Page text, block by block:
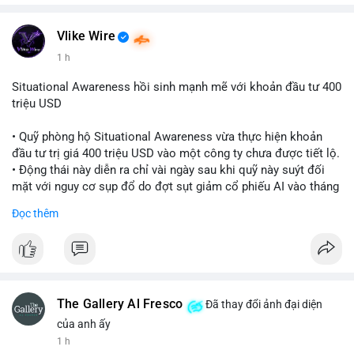
Vlike Wire
1 h
Situational Awareness hồi sinh mạnh mẽ với khoản đầu tư 400
triệu USD
• Quỹ phòng hộ Situational Awareness vừa thực hiện khoản
đầu tư trị giá 400 triệu USD vào một công ty chưa được tiết lộ.
• Động thái này diễn ra chỉ vài ngày sau khi quỹ này suýt đối
mặt với nguy cơ sụp đổ do đợt sụt giảm cổ phiếu AI vào tháng
• Sự trở lại này đánh dấu bước phục hồi đáng chú ý của quỹ
$btc $eth
Đọc thêm
The Gallery Al Fresco
Đã thay đổi ảnh đại diện
của anh ấy
1 h